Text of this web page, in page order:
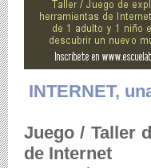
INTERNET,
Juego / Taller
de Internet